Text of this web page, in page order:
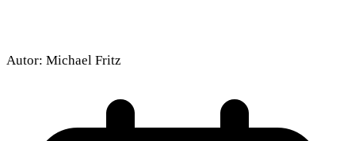
Autor: Michael Fritz